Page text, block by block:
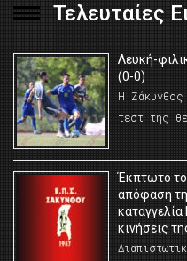
Τελευταίες
Λευκή-
(0-0)
Η
τεστ της
Έκπτωτο
απόφαση
κινήσεις